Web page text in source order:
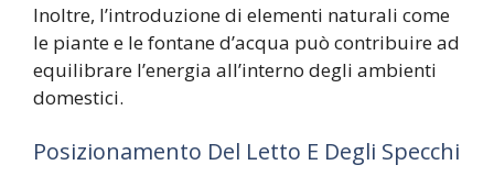
Inoltre, l’introduzione di elementi naturali come
le piante e le fontane d’acqua può contribuire ad
equilibrare l’energia all’interno degli ambienti
domestici.
Posizionamento Del Letto E Degli Specchi